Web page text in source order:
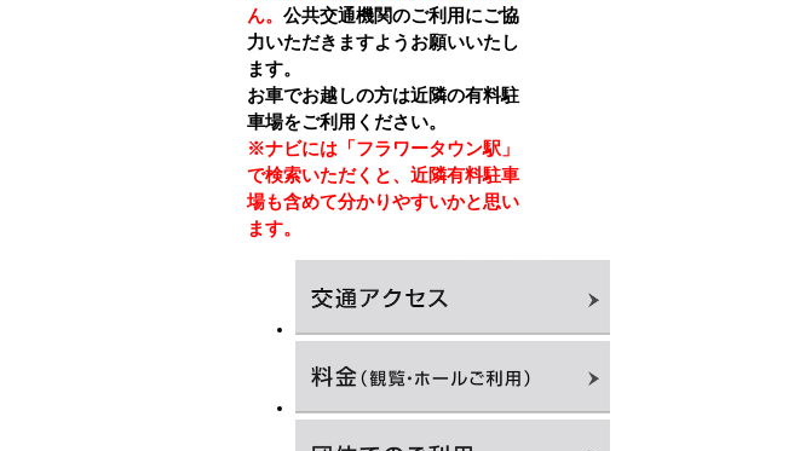
ん。 公共交通機関のご利用にご協
力いただきますようお願いいたし
ます。
お車でお越しの方は近隣の有料駐
車場をご利用ください。
※ナビには「フラワータウン駅」
で検索いただくと、近隣有料駐車
場も含めて分かりやすいかと思い
ます。